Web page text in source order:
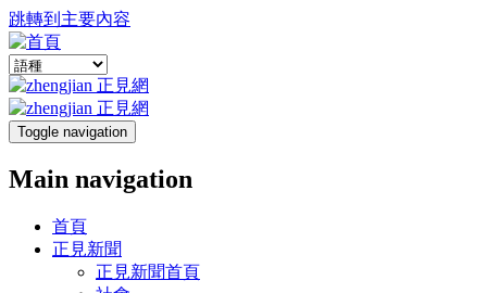
跳轉到主要內容
Toggle navigation
Main navigation
首頁
正見新聞
正見新聞首頁